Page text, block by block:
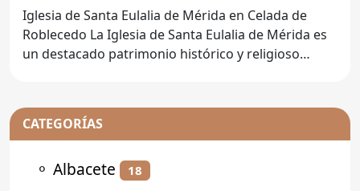
Iglesia de Santa Eulalia de Mérida en Celada de
Roblecedo La Iglesia de Santa Eulalia de Mérida es
un destacado patrimonio histórico y religioso
CATEGORÍAS
⚬ Albacete 18